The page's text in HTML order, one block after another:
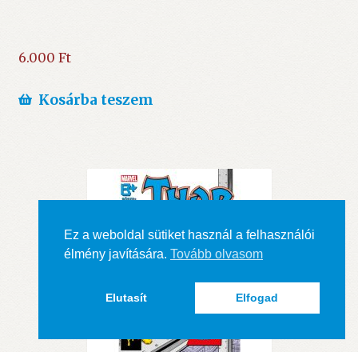
6.000 Ft
Kosárba teszem
Ez a weboldal sütiket használ a felhasználói
élmény javítására. Tovább olvasom
Elutasít Elfogad